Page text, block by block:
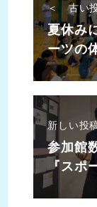
＜ 古い
夏休み
ーツの
新しい投
参加館
『スポ
ト児童